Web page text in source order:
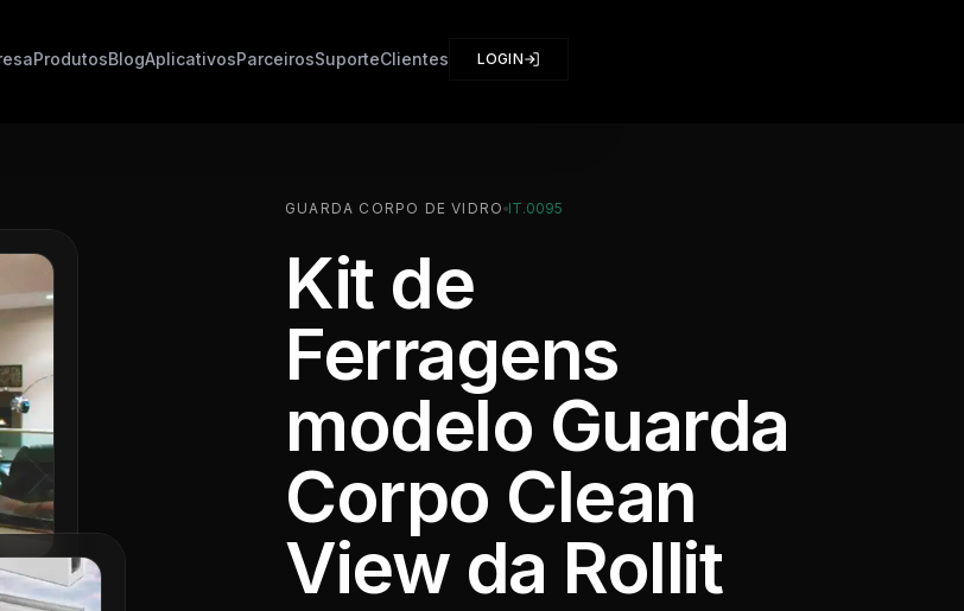
ProdutosBlogAplicativosParceirosSuporteClientes LOGIN
GUARDA CORPO DE VIDRO IT.0095
Kit de
Ferragens
modelo Guarda
Corpo Clean
View da Rollit